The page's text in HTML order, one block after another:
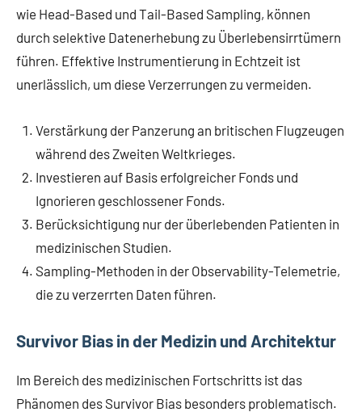
wie Head-Based und Tail-Based Sampling, können
durch selektive Datenerhebung zu Überlebensirrtümern
führen. Effektive Instrumentierung in Echtzeit ist
unerlässlich, um diese Verzerrungen zu vermeiden.
Verstärkung der Panzerung an britischen Flugzeugen
während des Zweiten Weltkrieges.
Investieren auf Basis erfolgreicher Fonds und
Ignorieren geschlossener Fonds.
Berücksichtigung nur der überlebenden Patienten in
medizinischen Studien.
Sampling-Methoden in der Observability-Telemetrie,
die zu verzerrten Daten führen.
Survivor Bias in der Medizin und Architektur
Im Bereich des medizinischen Fortschritts ist das
Phänomen des Survivor Bias besonders problematisch.